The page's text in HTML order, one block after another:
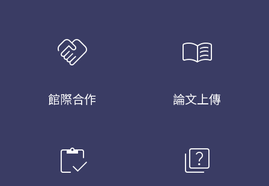
handshake
館際合作
menu_book
論文上傳
inventory quiz